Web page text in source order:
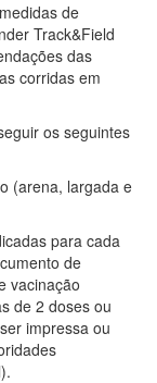
de
Track&Field
das
corridas em
os seguintes
(arena, largada e
para cada
de
vacinação
de 2 doses ou
impressa ou